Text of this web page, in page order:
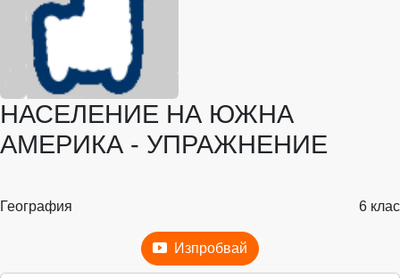
НАСЕЛЕНИЕ НА ЮЖНА
АМЕРИКА - УПРАЖНЕНИЕ
География 6 клас
Изпробвай